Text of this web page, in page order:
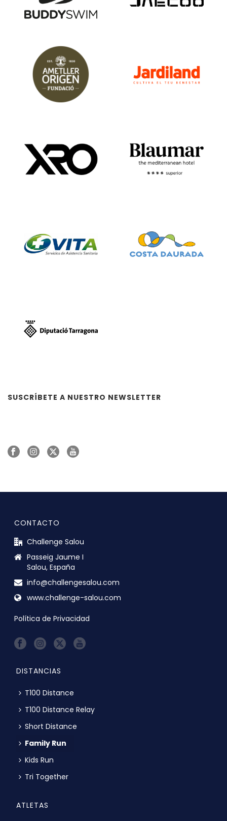
SUSCRÍBETE A NUESTRO NEWSLETTER
CONTACTO
Challenge Salou
Passeig Jaume I
Salou, España
info@challengesalou.com
www.challenge-salou.com
Política de Privacidad
DISTANCIAS
T100 Distance
T100 Distance Relay
Short Distance
Family Run
Kids Run
Tri Together
ATLETAS